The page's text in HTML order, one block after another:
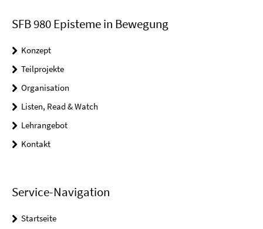
SFB 980 Episteme in Bewegung
Konzept
Teilprojekte
Organisation
Listen, Read & Watch
Lehrangebot
Kontakt
Service-Navigation
Startseite